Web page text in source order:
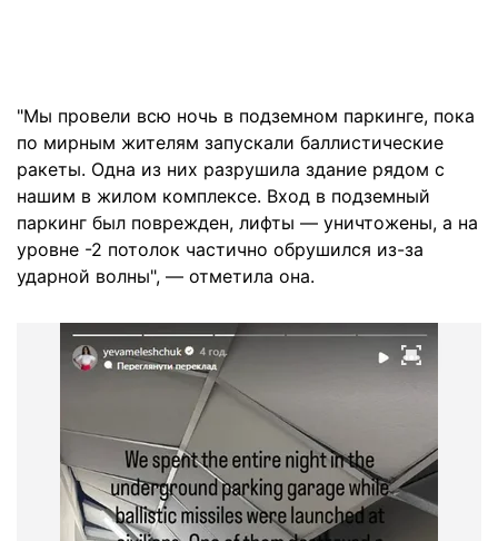
"Мы провели всю ночь в подземном паркинге, пока
по мирным жителям запускали баллистические
ракеты. Одна из них разрушила здание рядом с
нашим в жилом комплексе. Вход в подземный
паркинг был поврежден, лифты — уничтожены, а на
уровне -2 потолок частично обрушился из-за
ударной волны", — отметила она.